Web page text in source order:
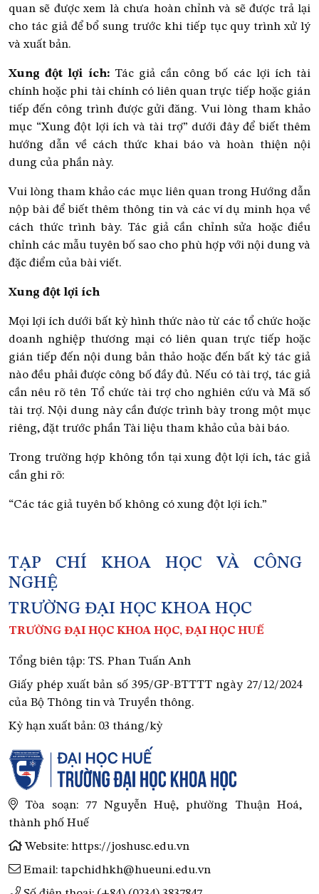
quan sẽ được xem là chưa hoàn chỉnh và sẽ được trả lại
cho tác giả để bổ sung trước khi tiếp tục quy trình xử lý
và xuất bản.
Xung đột lợi ích: Tác giả cần công bố các lợi ích tài
chính hoặc phi tài chính có liên quan trực tiếp hoặc gián
tiếp đến công trình được gửi đăng. Vui lòng tham khảo
mục “Xung đột lợi ích và tài trợ” dưới đây để biết thêm
hướng dẫn về cách thức khai báo và hoàn thiện nội
dung của phần này.
Vui lòng tham khảo các mục liên quan trong Hướng dẫn
nộp bài để biết thêm thông tin và các ví dụ minh họa về
cách thức trình bày. Tác giả cần chỉnh sửa hoặc điều
chỉnh các mẫu tuyên bố sao cho phù hợp với nội dung và
đặc điểm của bài viết.
Xung đột lợi ích
Mọi lợi ích dưới bất kỳ hình thức nào từ các tổ chức hoặc
doanh nghiệp thương mại có liên quan trực tiếp hoặc
gián tiếp đến nội dung bản thảo hoặc đến bất kỳ tác giả
nào đều phải được công bố đầy đủ. Nếu có tài trợ, tác giả
cần nêu rõ tên Tổ chức tài trợ cho nghiên cứu và Mã số
tài trợ. Nội dung này cần được trình bày trong một mục
riêng, đặt trước phần Tài liệu tham khảo của bài báo.
Trong trường hợp không tồn tại xung đột lợi ích, tác giả
cần ghi rõ:
“Các tác giả tuyên bố không có xung đột lợi ích.”
TẠP CHÍ KHOA HỌC VÀ CÔNG
NGHỆ
TRƯỜNG ĐẠI HỌC KHOA HỌC
TRƯỜNG ĐẠI HỌC KHOA HỌC, ĐẠI HỌC HUẾ
Tổng biên tập: TS. Phan Tuấn Anh
Giấy phép xuất bản số 395/GP-BTTTT ngày 27/12/2024
của Bộ Thông tin và Truyền thông.
Kỳ hạn xuất bản: 03 tháng/kỳ
Tòa soạn: 77 Nguyễn Huệ, phường Thuận Hoá,
thành phố Huế
Website: https://joshusc.edu.vn
Email: tapchidhkh@hueuni.edu.vn